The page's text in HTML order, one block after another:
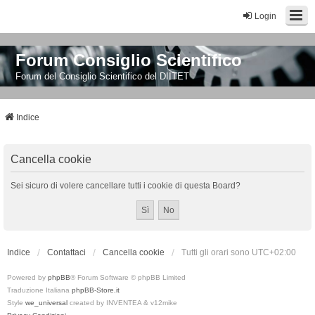
Login
Forum Consiglio Scientifico
Forum del Consiglio Scientifico del DIITET
Indice
Cancella cookie
Sei sicuro di volere cancellare tutti i cookie di questa Board?
Indice Contattaci Cancella cookie Tutti gli orari sono UTC+02:00
Powered by phpBB® Forum Software © phpBB Limited
Traduzione Italiana phpBB-Store.it
Style we_universal created by INVENTEA & v12mike